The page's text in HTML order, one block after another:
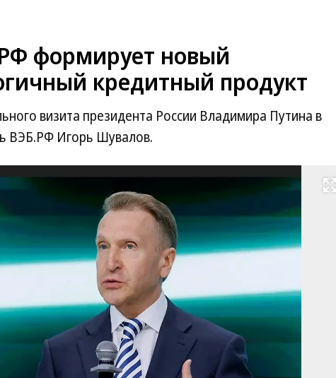
формирует новый
кредитный продукт
визита президента России Владимира Путина в
ВЭБ.РФ Игорь Шувалов.